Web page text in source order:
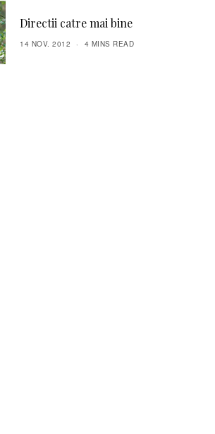
Directii catre mai bine
14 NOV. 2012 4 MINS READ